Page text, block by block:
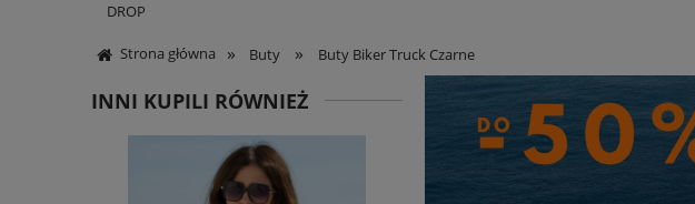
DROP
Strona główna » Buty » Buty Biker Truck Czarne
INNI KUPILI RÓWNIEŻ